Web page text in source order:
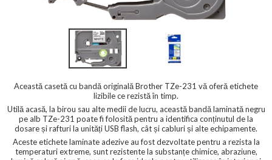
Această casetă cu bandă originală Brother TZe-231 vă oferă etichete
lizibile ce rezistă în timp.
Utilă acasă, la birou sau alte medii de lucru, această bandă laminată negru
pe alb TZe-231 poate fi folosită pentru a identifica conținutul de la
dosare și rafturi la unități USB flash, cât și cabluri și alte echipamente.
Aceste etichete laminate adezive au fost dezvoltate pentru a rezista la
temperaturi extreme, sunt rezistente la substanțe chimice, abraziune,